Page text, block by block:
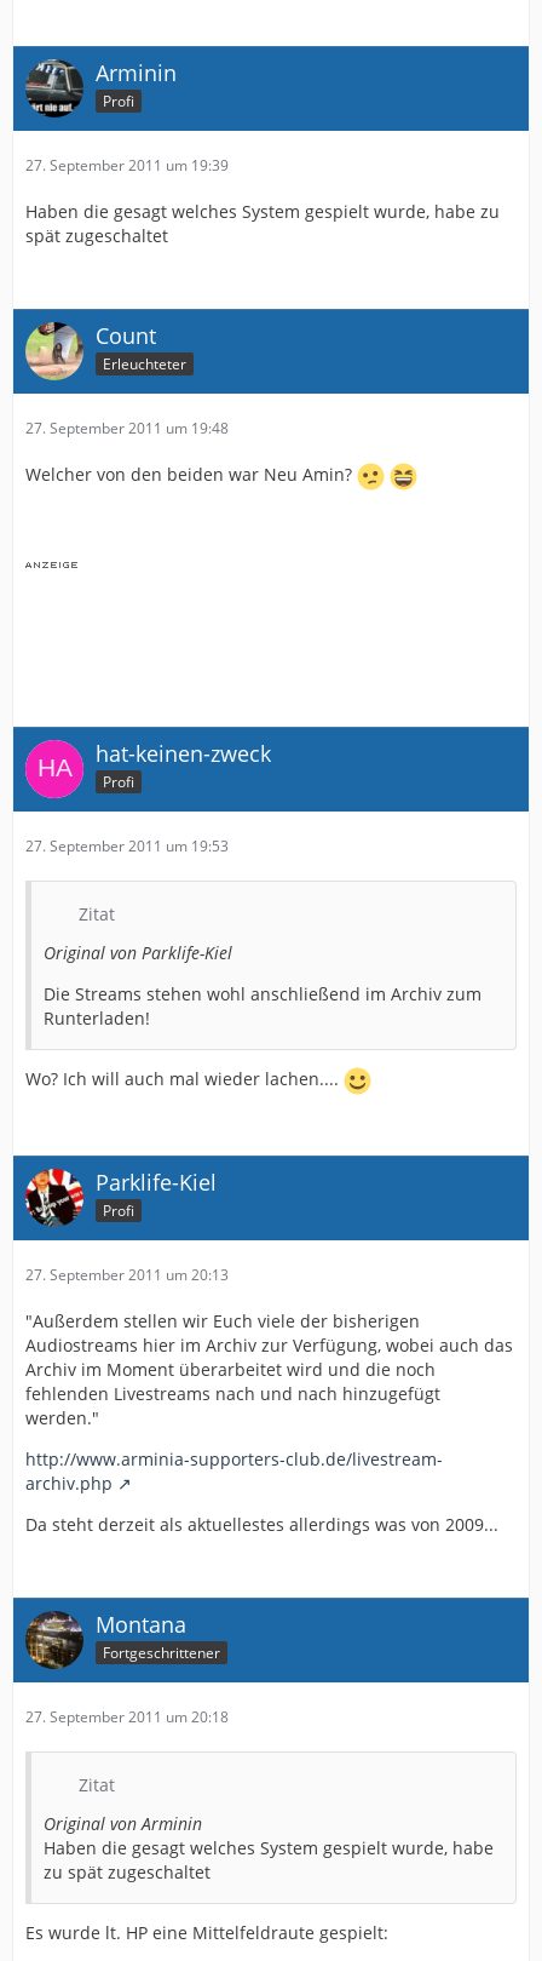
Arminin
Profi
27. September 2011 um 19:39
Haben die gesagt welches System gespielt wurde, habe zu
spät zugeschaltet
Count
Erleuchteter
27. September 2011 um 19:48
Welcher von den beiden war Neu Amin?
hat-keinen-zweck
Profi
27. September 2011 um 19:53
Zitat
Original von Parklife-Kiel
Die Streams stehen wohl anschließend im Archiv zum
Runterladen!
Wo? Ich will auch mal wieder lachen....
Parklife-Kiel
Profi
27. September 2011 um 20:13
"Außerdem stellen wir Euch viele der bisherigen
Audiostreams hier im Archiv zur Verfügung, wobei auch das
Archiv im Moment überarbeitet wird und die noch
fehlenden Livestreams nach und nach hinzugefügt
werden."
http://www.arminia-supporters-club.de/livestream-
archiv.php
Da steht derzeit als aktuellestes allerdings was von 2009...
Montana
Fortgeschrittener
27. September 2011 um 20:18
Zitat
Original von Arminin
Haben die gesagt welches System gespielt wurde, habe
zu spät zugeschaltet
Es wurde lt. HP eine Mittelfeldraute gespielt: